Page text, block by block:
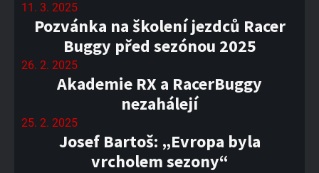
11. 3. 2025
Pozvánka na školení jezdců Racer
Buggy před sezónou 2025
26. 2. 2025
Akademie RX a RacerBuggy
nezahálejí
25. 2. 2025
Josef Bartoš: „Evropa byla
vrcholem sezony“